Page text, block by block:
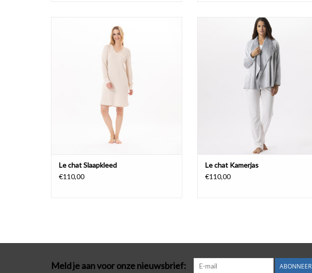
Le Chat
TOEVOEGEN AAN WINKELWAGEN
Le chat Slaapkleed
€110,00
Kamerjas Le Chat
TOEVOEGEN AAN WINKELWAGEN
Le chat Kamerjas
€110,00
Meld je aan voor onze nieuwsbrief: ABONNEER